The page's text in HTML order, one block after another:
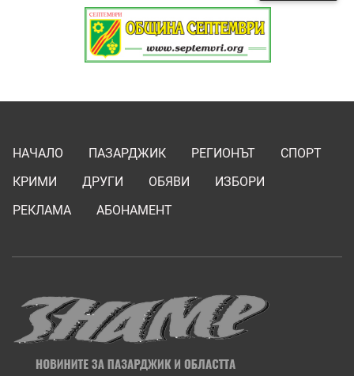
НАЧАЛО ПАЗАРДЖИК РЕГИОНЪТ
СПОРТ
КРИМИ
ДРУГИ ОБЯВИ
ИЗБОРИ
РЕКЛАМА
АБОНАМЕНТ